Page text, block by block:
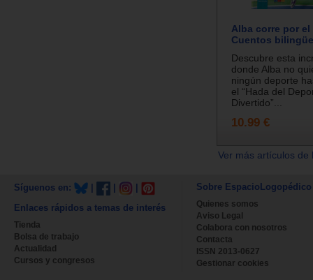
Alba corre por
Cuentos
Descubre esta
donde Alba no
ningún deporte
el “Hada del
Divertido”...
10.99 €
Ver más artículos
Síguenos en:
Enlaces rápidos a temas de interés
Tienda
Bolsa de trabajo
Actualidad
Cursos y congresos
Sobre EspacioLogopédico
Quienes somos
Aviso Legal
Colabora con nosotros
Contacta
ISSN 2013-0627
Gestionar cookies